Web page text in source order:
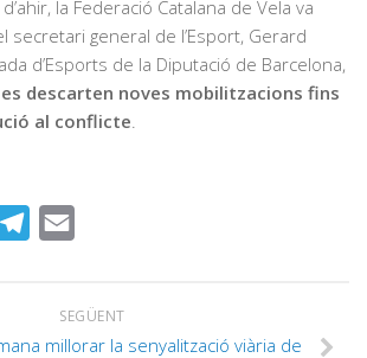
la Federació Catalana de Vela va
general de l’Esport, Gerard
d’Esports de la Diputació de Barcelona,
descarten noves mobilitzacions fins
al conflicte
TELEGRAM
SEGÜENT
millorar la senyalització viària de